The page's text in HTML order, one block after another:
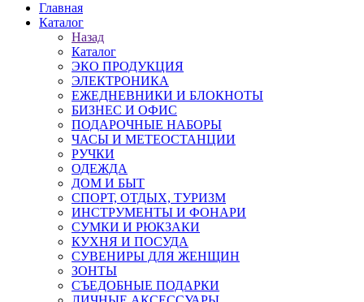
Главная
Каталог
Назад
Каталог
ЭКО ПРОДУКЦИЯ
ЭЛЕКТРОНИКА
ЕЖЕДНЕВНИКИ И БЛОКНОТЫ
БИЗНЕС И ОФИС
ПОДАРОЧНЫЕ НАБОРЫ
ЧАСЫ И МЕТЕОСТАНЦИИ
РУЧКИ
ОДЕЖДА
ДОМ И БЫТ
СПОРТ, ОТДЫХ, ТУРИЗМ
ИНСТРУМЕНТЫ И ФОНАРИ
СУМКИ И РЮКЗАКИ
КУХНЯ И ПОСУДА
СУВЕНИРЫ ДЛЯ ЖЕНЩИН
ЗОНТЫ
СЪЕДОБНЫЕ ПОДАРКИ